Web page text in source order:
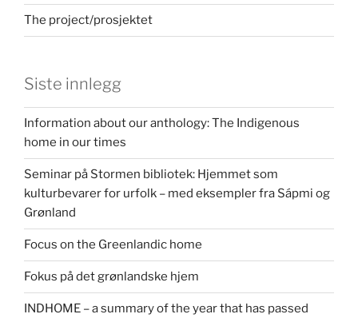
The project/prosjektet
Siste innlegg
Information about our anthology: The Indigenous
home in our times
Seminar på Stormen bibliotek: Hjemmet som
kulturbevarer for urfolk – med eksempler fra Sápmi og
Grønland
Focus on the Greenlandic home
Fokus på det grønlandske hjem
INDHOME – a summary of the year that has passed